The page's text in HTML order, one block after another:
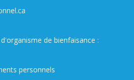
de bienfaisance :
personnels